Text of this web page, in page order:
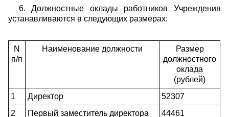
6. Должностные оклады работников Учреждения
устанавливаются в следующих размерах:
N
п/п
Наименование должности
Размер
должностного
оклада
(рублей)
1
Директор
52307
2
Первый заместитель директора
44461